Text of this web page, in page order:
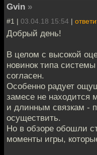
Gvin »
#1 | 03.04.18 15:54 |
Добрый день!
В целом с высокой
новинок типа
согласен.
Особенно радует
замесе не находится
и длинным связкам -
осуществить.
Но в обзоре обошли
моменты игры,